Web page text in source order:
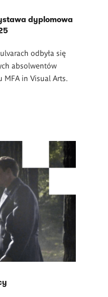
dyplomowa
odbyła się
absolwentów
MFA in Visual Arts.